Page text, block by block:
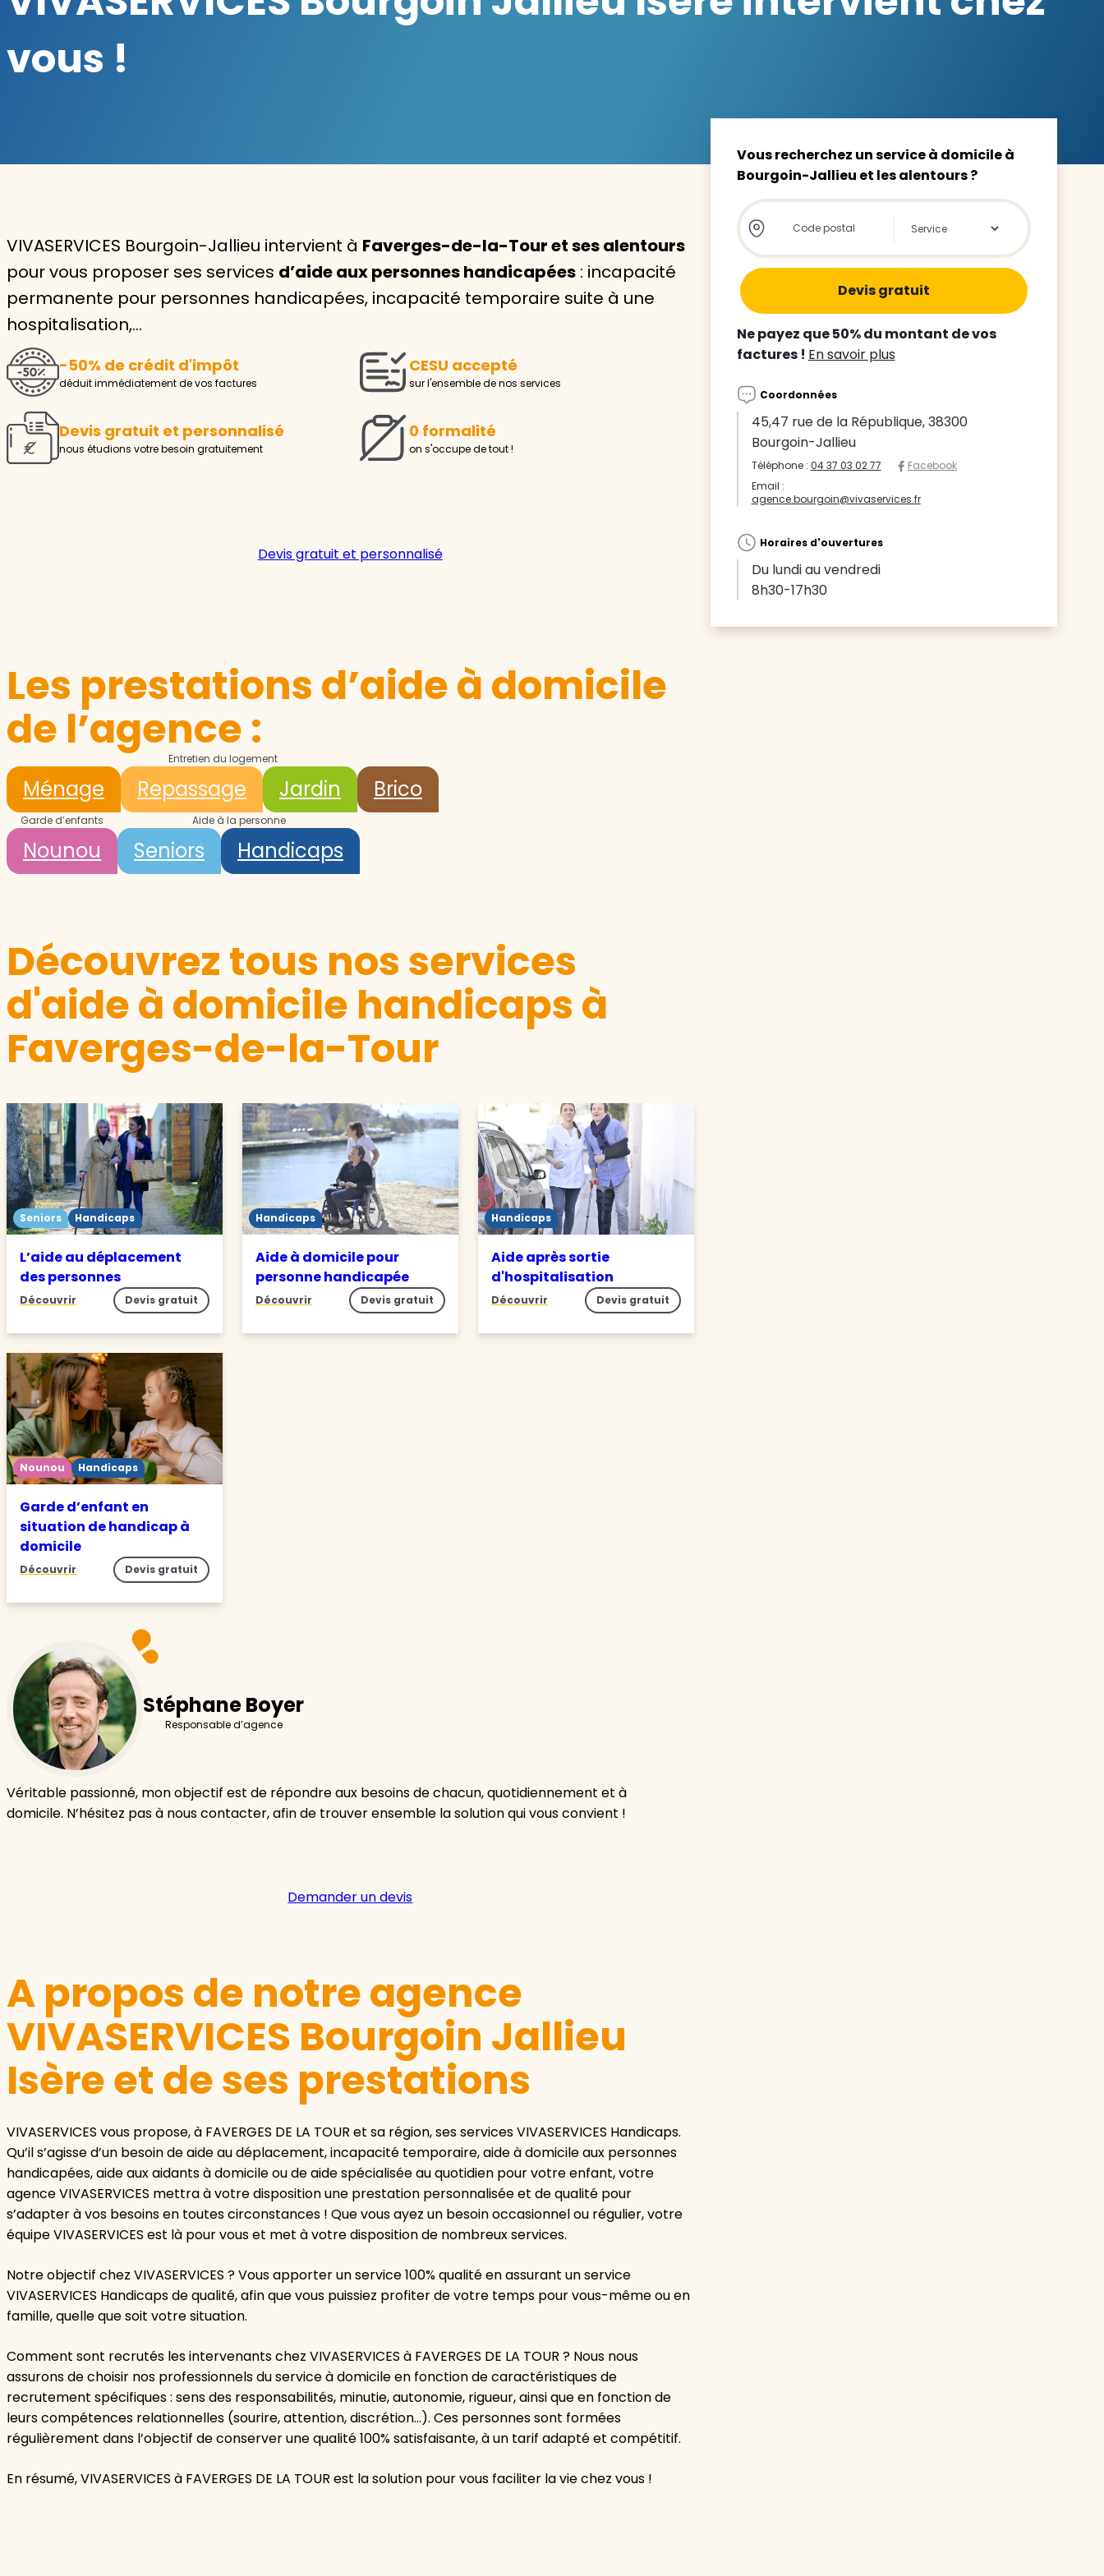
Nounou
service à domicile qui vous
Pour l’entretien de votre logement, la garde de votre enfant
ou l’accompagnement d’un parent, nos intervenants à
domicile sont là pour vous épauler.
Demander un devis gratuit
Trouver mon agence
vous !
VIVASERVICES Bourgoin-Jallieu intervient à Faverges-de-la-Tour et ses alentours
pour vous proposer ses services d’aide aux personnes handicapées : incapacité
permanente pour personnes handicapées, incapacité temporaire suite à une
hospitalisation,…
-50% de crédit d'impôt
déduit immédiatement de vos factures
CESU accepté
sur l'ensemble de nos services
Devis gratuit et personnalisé
nous étudions votre besoin gratuitement
0 formalité
on s'occupe de tout !
Devis gratuit et personnalisé
Les prestations d’aide à domicile
de l’agence :
Entretien du logement
Ménage Repassage Jardin Brico
Garde d’enfants
Nounou
Aide à la personne
Seniors Handicaps
Découvrez tous nos services
d'aide à domicile handicaps à
Faverges-de-la-Tour
Seniors Handicaps
L’aide au déplacement
des personnes
Découvrir Devis gratuit
Handicaps
Aide à domicile pour
personne handicapée
Découvrir Devis gratuit
Handicaps
Aide après sortie
d'hospitalisation
Découvrir Devis gratuit
Nounou Handicaps
Garde d’enfant en
situation de handicap à
domicile
Découvrir Devis gratuit
Stéphane Boyer
Responsable d’agence
Véritable passionné, mon objectif est de répondre aux besoins de chacun, quotidiennement et à
domicile. N’hésitez pas à nous contacter, afin de trouver ensemble la solution qui vous convient !
Demander un devis
A propos de notre agence
VIVASERVICES Bourgoin Jallieu
Isère et de ses prestations
VIVASERVICES vous propose, à FAVERGES DE LA TOUR et sa région, ses services VIVASERVICES Handicaps.
Qu’il s’agisse d’un besoin de aide au déplacement, incapacité temporaire, aide à domicile aux personnes
handicapées, aide aux aidants à domicile ou de aide spécialisée au quotidien pour votre enfant, votre
agence VIVASERVICES mettra à votre disposition une prestation personnalisée et de qualité pour
s’adapter à vos besoins en toutes circonstances ! Que vous ayez un besoin occasionnel ou régulier, votre
équipe VIVASERVICES est là pour vous et met à votre disposition de nombreux services.
Notre objectif chez VIVASERVICES ? Vous apporter un service 100% qualité en assurant un service
VIVASERVICES Handicaps de qualité, afin que vous puissiez profiter de votre temps pour vous-même ou en
famille, quelle que soit votre situation.
Comment sont recrutés les intervenants chez VIVASERVICES à FAVERGES DE LA TOUR ? Nous nous
assurons de choisir nos professionnels du service à domicile en fonction de caractéristiques de
recrutement spécifiques : sens des responsabilités, minutie, autonomie, rigueur, ainsi que en fonction de
leurs compétences relationnelles (sourire, attention, discrétion…). Ces personnes sont formées
régulièrement dans l’objectif de conserver une qualité 100% satisfaisante, à un tarif adapté et compétitif.
En résumé, VIVASERVICES à FAVERGES DE LA TOUR est la solution pour vous faciliter la vie chez vous !
Vous recherchez un service à domicile à
Bourgoin-Jallieu et les alentours ?
Store locator global - Autocompletion
Rechercher
Ne payez que 50% du montant de vos
factures ! En savoir plus
Coordonnées
45,47 rue de la République, 38300
Bourgoin-Jallieu
Téléphone : 04 37 03 02 77
Facebook
Email :
agence.bourgoin@vivaservices.fr
Horaires d'ouvertures
Du lundi au vendredi
8h30-17h30